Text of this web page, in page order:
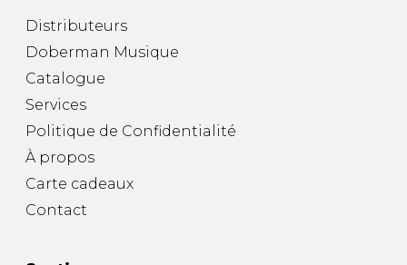
Distributeurs
Doberman Musique
Catalogue
Services
Politique de Confidentialité
À propos
Carte cadeaux
Contact